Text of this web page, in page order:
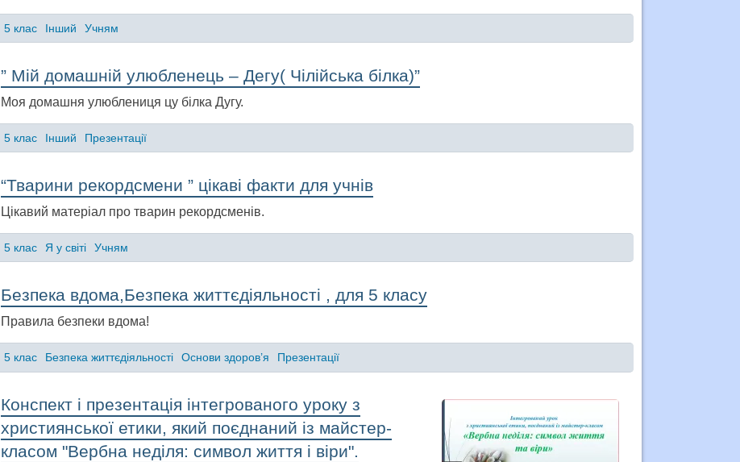
5 клас Інший Учням
” Мій домашній улюбленець – Дегу( Чілійська білка)”
Моя домашня улюблениця цу білка Дугу.
5 клас Інший Презентації
“Тварини рекордсмени ” цікаві факти для учнів
Цікавий матеріал про тварин рекордсменів.
5 клас Я у світі Учням
Безпека вдома,Безпека життєдіяльності , для 5 класу
Правила безпеки вдома!
5 клас Безпека життєдіяльності Основи здоров’я Презентації
Конспект і презентація інтегрованого уроку з
християнської етики, який поєднаний із майстер-
класом "Вербна неділя: символ життя і віри".